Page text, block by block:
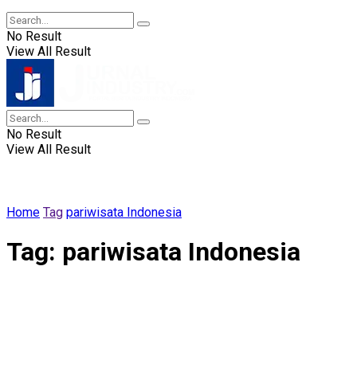
No Result
View All Result
No Result
View All Result
Home Tag pariwisata Indonesia
Tag: pariwisata Indonesia